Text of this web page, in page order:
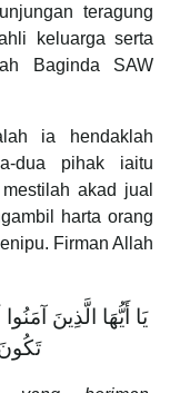
teragung
keluarga serta
Baginda SAW
ia hendaklah
dua pihak iaitu
akad jual
harta orang
Firman Allah
يَا أَيُّهَا الَّذِينَ